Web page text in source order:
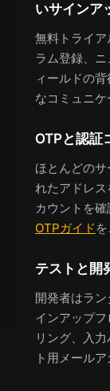
いサインア
無料トライ
ラム登録、
ィールドの
なコミュニケ
OTPと認証
ほとんどの
れたアドレ
カウントを
OTPガイド
テストと開
開発者はラ
インアップ
リング、入
ト用メール